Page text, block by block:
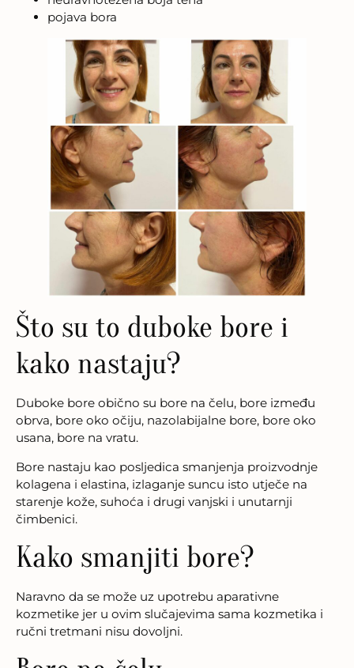
pojava bora
Što su to duboke bore i
kako nastaju?
Duboke bore obično su bore na čelu, bore između
obrva, bore oko očiju, nazolabijalne bore, bore oko
usana, bore na vratu.
Bore nastaju kao posljedica smanjenja proizvodnje
kolagena i elastina, izlaganje suncu isto utječe na
starenje kože, suhoća i drugi vanjski i unutarnji
čimbenici.
Kako smanjiti bore?
Naravno da se može uz upotrebu aparativne
kozmetike jer u ovim slučajevima sama kozmetika i
ručni tretmani nisu dovoljni.